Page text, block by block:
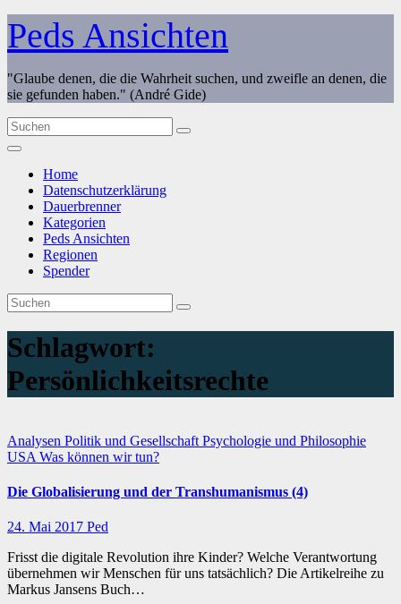
Zum
Inhalt
springen
Peds Ansichten
"Glaube denen, die die Wahrheit suchen, und zweifle an denen, die
sie gefunden haben." (André Gide)
Home
Datenschutzerklärung
Dauerbrenner
Kategorien
Peds Ansichten
Regionen
Spender
Schlagwort:
Persönlichkeitsrechte
Analysen Politik und Gesellschaft Psychologie und Philosophie
USA Was können wir tun?
Die Globalisierung und der Transhumanismus (4)
24. Mai 2017 Ped
Frisst die digitale Revolution ihre Kinder? Welche Verantwortung
übernehmen wir Menschen für uns tatsächlich? Die Artikelreihe zu
Markus Jansens Buch…